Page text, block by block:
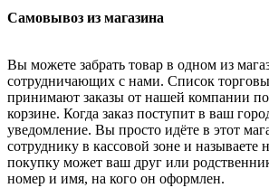
Самовывоз из магазина
Вы можете забрать товар в одном из
сотрудничающих с нами. Список
принимают заказы от нашей компании
корзине. Когда заказ поступит в ваш
уведомление. Вы просто идёте в этот
сотруднику в кассовой зоне и называете
покупку может ваш друг или
номер и имя, на кого он оформлен.